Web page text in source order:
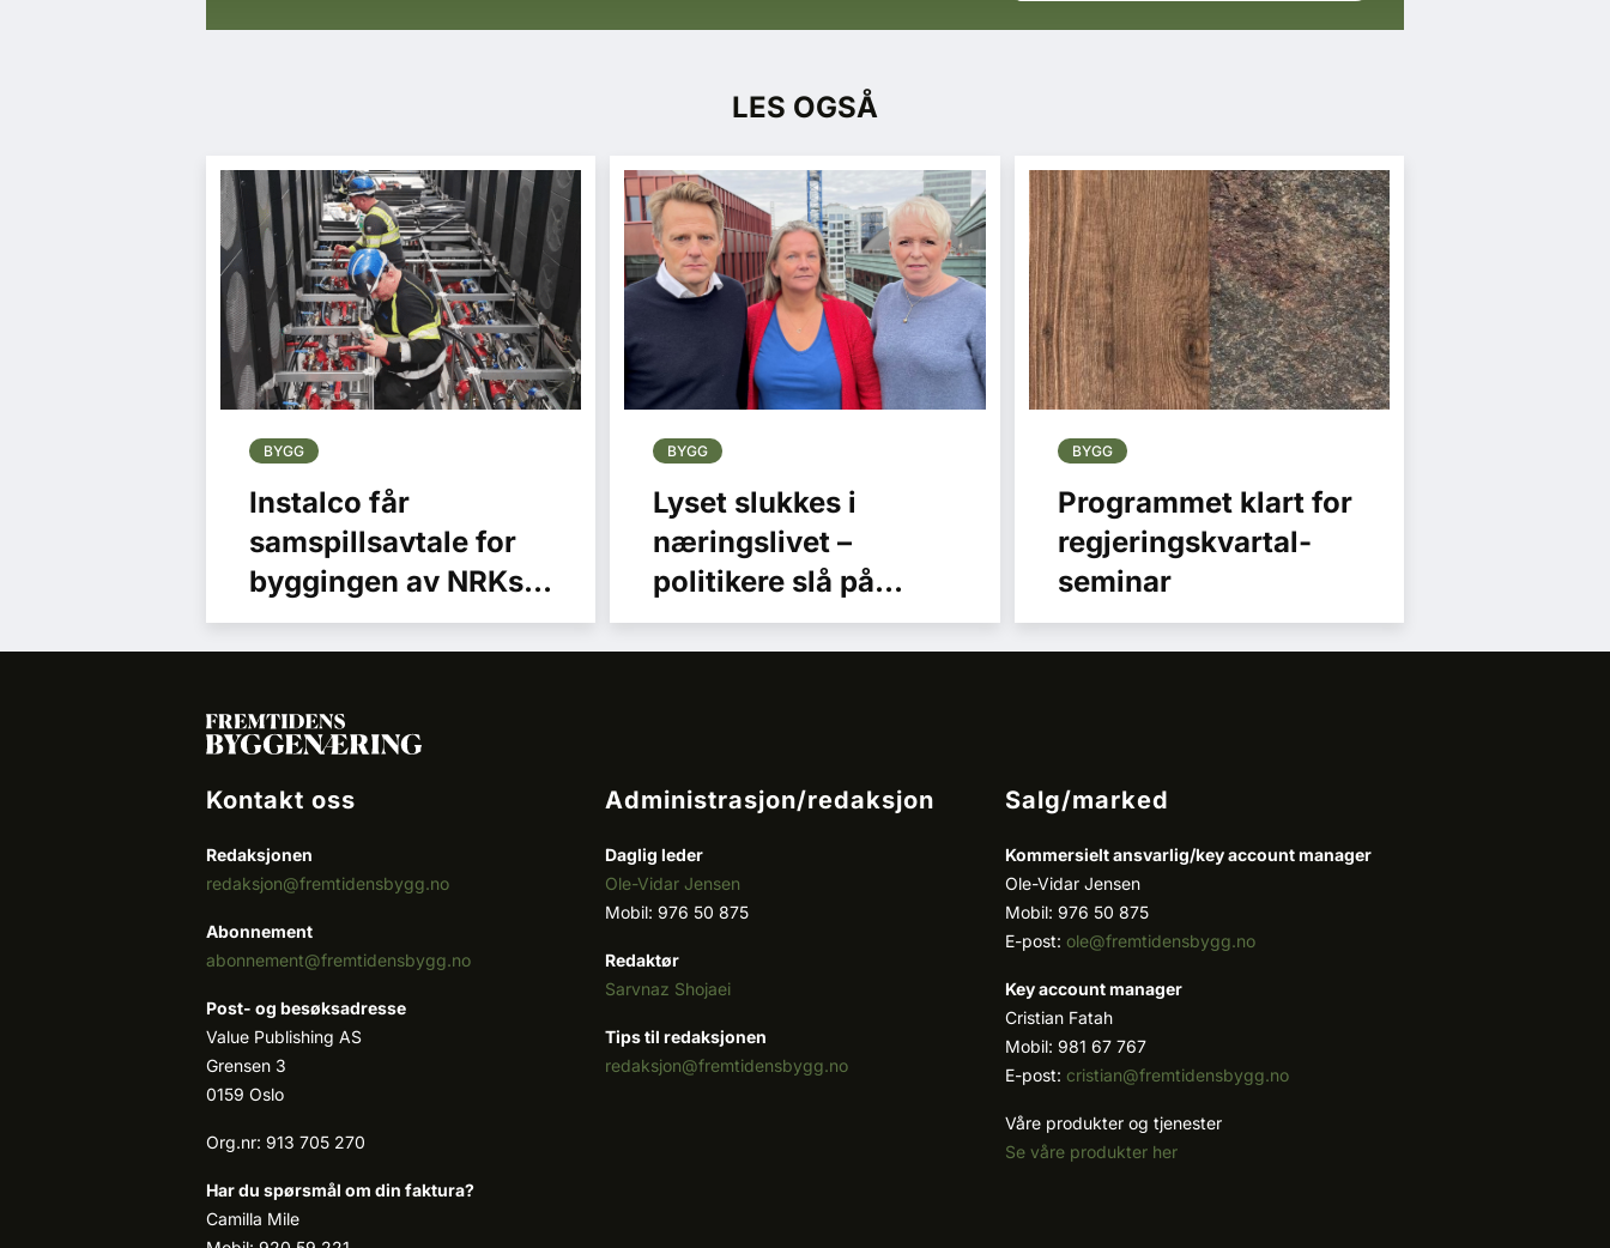
LES OGSÅ
BYGG
Instalco får
samspillsavtale for
byggingen av NRKs
nye mediehus i Oslo
BYGG
Lyset slukkes i
næringslivet –
politikere slå på
sikringen!
BYGG
Programmet klart for
regjeringskvartal-
seminar
Kontakt oss
Redaksjonen
redaksjon@fremtidensbygg.no
Abonnement
abonnement@fremtidensbygg.no
Post- og besøksadresse
Value Publishing AS
Grensen 3
0159 Oslo
Org.nr: 913 705 270
Har du spørsmål om din faktura?
Camilla Mile
Administrasjon/redaksjon
Daglig leder
Ole-Vidar Jensen
Mobil: 976 50 875
Redaktør
Sarvnaz Shojaei
Tips til redaksjonen
redaksjon@fremtidensbygg.no
Salg/marked
Kommersielt ansvarlig/key account manager
Ole-Vidar Jensen
Mobil: 976 50 875
E-post: ole@fremtidensbygg.no
Key account manager
Cristian Fatah
Mobil: 981 67 767
E-post: cristian@fremtidensbygg.no
Våre produkter og tjenester
Se våre produkter her